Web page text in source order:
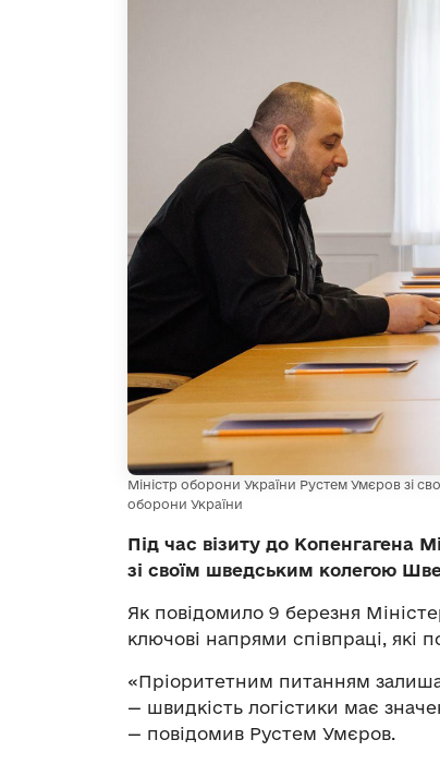
Міністр оборони України Рустем Умєров зі
оборони України
Під час візиту до Копенгагена
зі своїм шведським колегою
Як повідомило 9 березня
ключові напрями співпраці, які
«Пріоритетним питанням
— швидкість логістики має
— повідомив Рустем Умєров.